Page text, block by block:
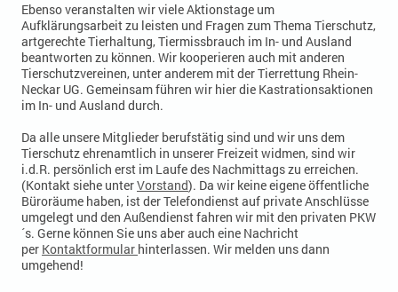
Ebenso veranstalten wir viele Aktionstage um
Aufklärungsarbeit zu leisten und Fragen zum Thema Tierschutz,
artgerechte Tierhaltung, Tiermissbrauch im In- und Ausland
beantworten zu können. Wir kooperieren auch mit anderen
Tierschutzvereinen, unter anderem mit der Tierrettung Rhein-
Neckar UG. Gemeinsam führen wir hier die Kastrationsaktionen
im In- und Ausland durch.
Da alle unsere Mitglieder berufstätig sind und wir uns dem
Tierschutz ehrenamtlich in unserer Freizeit widmen, sind wir
i.d.R. persönlich erst im Laufe des Nachmittags zu erreichen.
(Kontakt siehe unterVorstand). Da wir keine eigene öffentliche
Büroräume haben, ist der Telefondienst auf private Anschlüsse
umgelegt und den Außendienst fahren wir mit den privaten PKW
´s. Gerne können Sie uns aber auch eine Nachricht
per Kontaktformular hinterlassen. Wir melden uns dann
umgehend!